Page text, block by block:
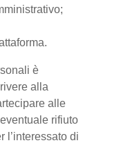
è
alla
alle
rifiuto
l’interessato di